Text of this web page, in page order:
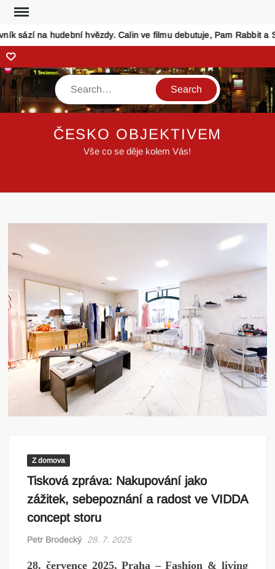
Skip
content
sází na hudební hvězdy. Calin ve filmu debutuje, Pam Rabbit a
Zonerama
Search
ČESKO OBJEKTIVEM
Vše co se děje kolem Vás!
Z domova
Tisková zpráva: Nakupování jako
zážitek, sebepoznání a radost ve VIDDA
concept storu
Petr Brodecký 28. 7. 2025
28. července 2025, Praha – Fashion & living